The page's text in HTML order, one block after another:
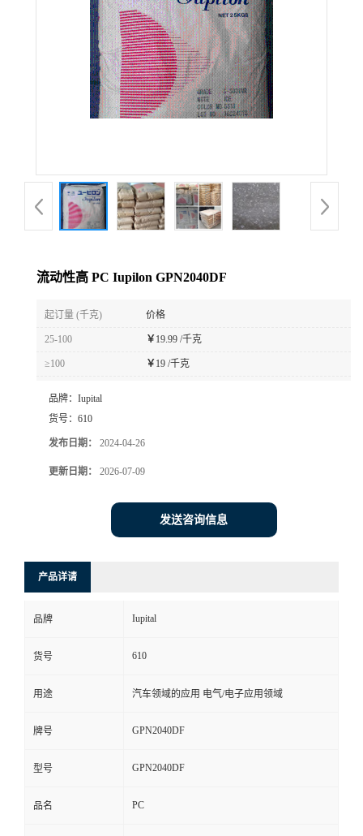
品
展
式
在
线
流动性高 PC Iupilon GPN2040DF
起订量 (千克) 价格
25-100 ￥19.99 /千克
≥100 ￥19 /千克
品牌： Iupital
货号： 610
发布日期： 2024-04-26
更新日期： 2026-07-09
发送咨询信息
产品详请
品牌 Iupital
货号 610
用途 汽车领域的应用 电气/电子应用领域
牌号 GPN2040DF
型号 GPN2040DF
品名 PC